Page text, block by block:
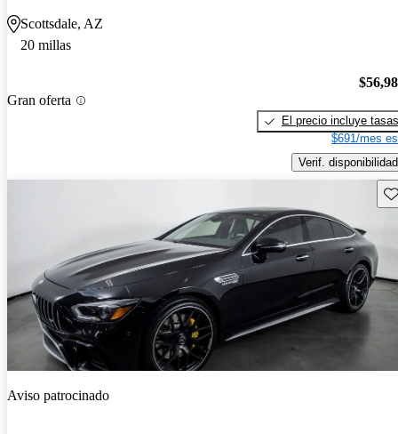
Scottsdale, AZ
20 millas
Gran oferta
El precio incluye tasas
$691/mes
Verif. disponibilidad
Aviso patrocinado